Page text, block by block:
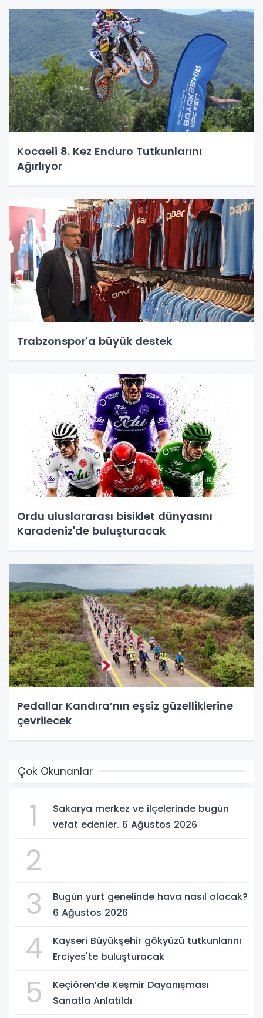
Kocaeli 8. Kez Enduro Tutkunlarını
Ağırlıyor
Trabzonspor'a büyük destek
Ordu uluslararası bisiklet dünyasını
Karadeniz'de buluşturacak
Pedallar Kandıra’nın eşsiz güzelliklerine
çevrilecek
Çok Okunanlar
1
Sakarya merkez ve ilçelerinde bugün
vefat edenler. 6 Ağustos 2026
2
3
Bugün yurt genelinde hava nasıl olacak?
6 Ağustos 2026
4
Kayseri Büyükşehir gökyüzü tutkunlarını
Erciyes'te buluşturacak
5
Keçiören’de Keşmir Dayanışması
Sanatla Anlatıldı